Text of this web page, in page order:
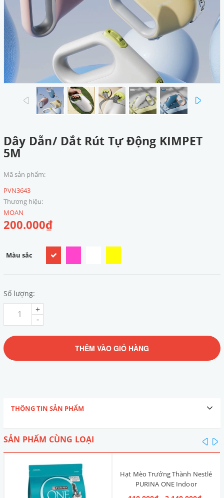
prev
Dây Dẫn/ Dắt Rút Tự Động KIMPET
5M
Mã sản phẩm:
PVN3643
Thương hiệu:
MOAN
200.000₫
Màu sắc
Số lượng:
-
+
THÊM VÀO GIỎ HÀNG
THÔNG TIN SẢN PHẨM
SẢN PHẨM CÙNG LOẠI
Hạt Mèo Trưởng Thành Nestlé
PURINA ONE Indoor
Advantage [Vị Gà]